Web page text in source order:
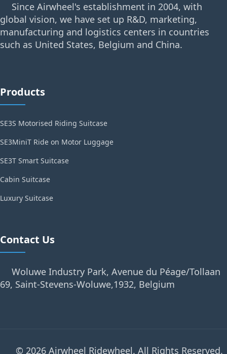
Since Airwheel's establishment in 2004, with
global vision, we have set up R&D, marketing,
manufacturing and logistics centers in countries
such as United States, Belgium and China.
Products
SE3S Motorised Riding Suitcase
SE3MiniT Ride on Motor Luggage
SE3T Smart Suitcase
Cabin Suitcase
Luxury Suitcase
Contact Us
Woluwe Industry Park, Avenue du Péage/Tollaan
69, Saint-Stevens-Woluwe,1932, Belgium
© 2026 Airwheel Ridewheel. All Rights Reserved.